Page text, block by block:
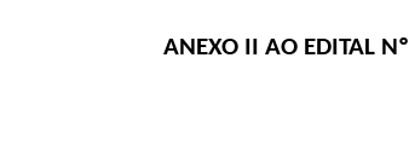
ANEXO II AO EDITAL Nº